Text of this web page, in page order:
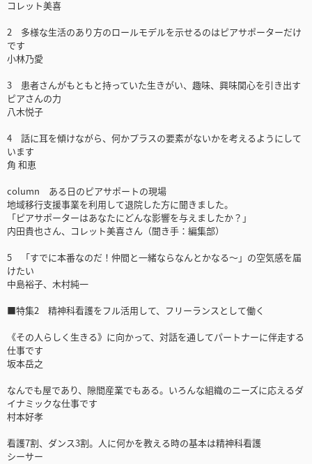
コレット美喜
2 多様な生活のあり方のロールモデルを示せるのはピアサポーターだけ
です
小林乃愛
3 患者さんがもともと持っていた生きがい、趣味、興味関心を引き出す
ピアさんの力
八木悦子
4 話に耳を傾けながら、何かプラスの要素がないかを考えるようにして
います
角 和恵
column ある日のピアサポートの現場
地域移行支援事業を利用して退院した方に聞きました。
「ピアサポーターはあなたにどんな影響を与えましたか？」
内田貴也さん、コレット美喜さん（聞き手：編集部）
5 「すでに本番なのだ！仲間と一緒ならなんとかなる～」の空気感を届
けたい
中島裕子、木村純一
■特集2 精神科看護をフル活用して、フリーランスとして働く
《その人らしく生きる》に向かって、対話を通してパートナーに伴走する
仕事です
坂本岳之
なんでも屋であり、隙間産業でもある。いろんな組織のニーズに応えるダ
イナミックな仕事です
村本好孝
看護7割、ダンス3割。人に何かを教える時の基本は精神科看護
シーサー